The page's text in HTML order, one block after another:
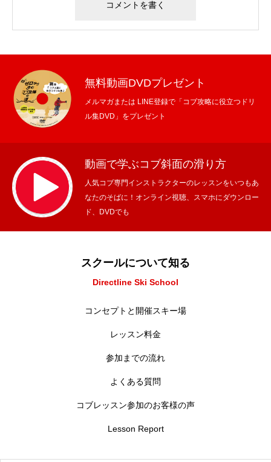
無料動画DVDプレゼント
メルマガまたは LINE登録で「コブ攻略に役立つドリ
ル集DVD」をプレゼント
動画で学ぶコブ斜面の滑り方
人気コブ専門インストラクターのレッスンをいつもあ
なたのそばに！オンライン視聴、スマホにダウンロー
ド、DVDでも
スクールについて知る
Directline Ski School
コンセプトと開催スキー場
レッスン料金
参加までの流れ
よくある質問
コブレッスン参加のお客様の声
Lesson Report